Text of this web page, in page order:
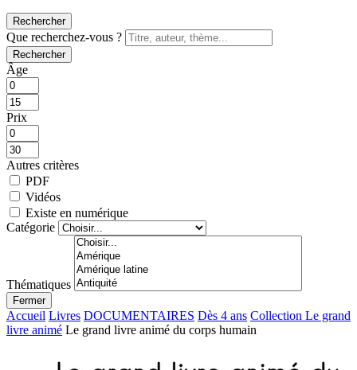
Rechercher
Que recherchez-vous ?
Rechercher
Âge
Prix
Autres critères
PDF
Vidéos
Existe en numérique
Catégorie
Thématiques
Fermer
Accueil Livres DOCUMENTAIRES Dès 4 ans Collection Le grand
livre animé Le grand livre animé du corps humain